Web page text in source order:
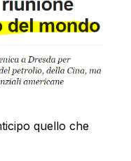
quello che